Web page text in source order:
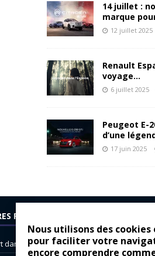
Nous utilisons des
pour faciliter votre
encore comprendre
14 juillet :
marque
12 juillet 2025
Renault
voyage…
6 juillet 2025
Peugeot E-
d’une
17 juin 2025
RÉCENTS
dans Dacia Sandero : pour les gens vrais